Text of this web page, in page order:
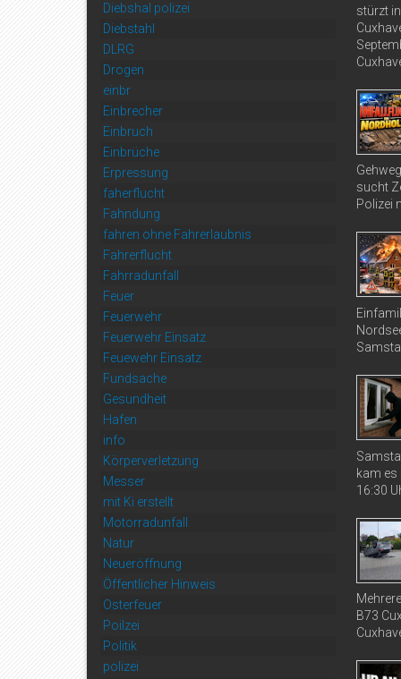
Diebshal polizei
Diebstahl
DLRG
Drogen
einbr
Einbrecher
Einbruch
Einbrüche
Erpressung
faherflucht
Fahndung
fahren ohne Fahrerlaubnis
Fahrerflucht
Fahrradunfall
Feuer
Feuerwehr
Feuerwehr Einsatz
Feuewehr Einsatz
Fundsache
Gesundheit
Hafen
info
Körperverletzung
Messer
mit Ki erstellt
Motorradunfall
Natur
Neueröffnung
Öffentlicher Hinweis
Osterfeuer
Poilzei
Politik
polizei
stürzt
sucht
Polizei
kam es
16:30
B73